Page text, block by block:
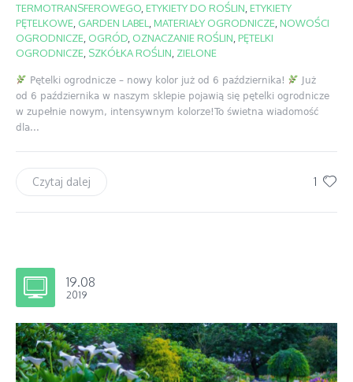
TERMOTRANSFEROWEGO ETYKIETY DO ROŚLIN ETYKIETY
PĘTELKOWE GARDEN LABEL MATERIAŁY OGRODNICZE NOWOŚCI
OGRODNICZE OGRÓD OZNACZANIE ROŚLIN PĘTELKI
OGRODNICZE SZKÓŁKA ROŚLIN ZIELONE
Pętelki ogrodnicze – nowy kolor już od 6 października!
Już
od 6 października w naszym sklepie pojawią się pętelki ogrodnicze
w zupełnie nowym, intensywnym kolorze!To świetna wiadomość
dla...
1
Czytaj dalej
19.08
2019